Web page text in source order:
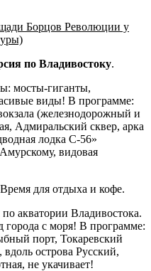
Борцов Революции у
по Владивостоку.
мосты-гиганты,
виды! В программе:
(железнодорожный и
Адмиральский сквер, арка
лодка С-56»
видовая
для отдыха и кофе.
по акватории Владивостока.
города с моря! В программе:
порт, Токаревский
острова Русский,
не укачивает!